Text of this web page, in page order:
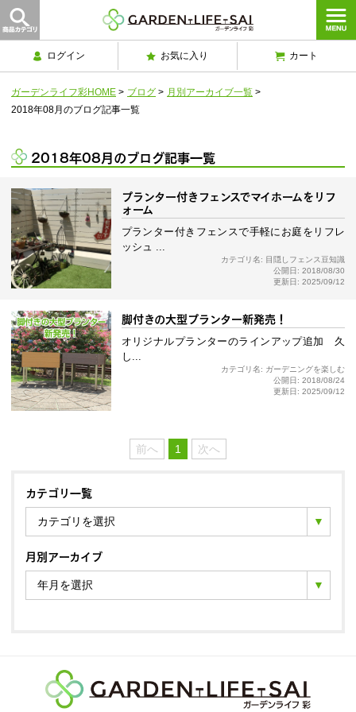
ログイン お気に入り カート
ガーデンライフ彩HOME > ブログ > 月別アーカイブ一覧 >
2018年08月のブログ記事一覧
2018年08月のブログ記事一覧
プランター付きフェンスでマイホームをリフ
ォーム
プランター付きフェンスで手軽にお庭をリフレ
ッシュ ...
カテゴリ名: 目隠しフェンス豆知識
公開日: 2018/08/30
更新日: 2025/09/12
脚付きの大型プランター新発売！
オリジナルプランターのラインアップ追加 久
し...
カテゴリ名: ガーデニングを楽しむ
公開日: 2018/08/24
更新日: 2025/09/12
前へ 1 次へ
カテゴリ一覧
カテゴリを選択
月別アーカイブ
年月を選択